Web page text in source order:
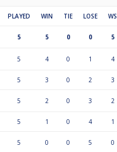
PLAYED WIN TIE LOSE WS
5 5 0 0 5
5 4 0 1 4
5 3 0 2 3
5 2 0 3 2
5 1 0 4 1
5 0 0 5 0